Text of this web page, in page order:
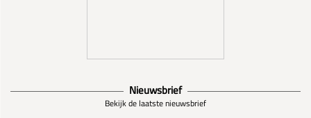
Nieuwsbrief
Bekijk de laatste nieuwsbrief